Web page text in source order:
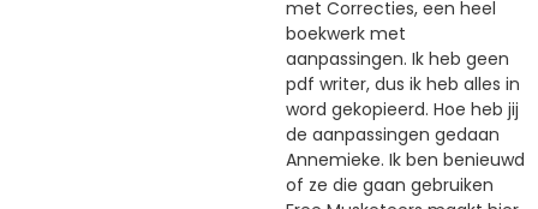
met Correcties, een heel
boekwerk met
aanpassingen. Ik heb geen
pdf writer, dus ik heb alles in
word gekopieerd. Hoe heb jij
de aanpassingen gedaan
Annemieke. Ik ben benieuwd
of ze die gaan gebruiken